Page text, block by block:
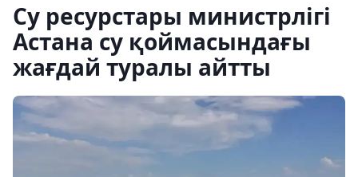
Су ресурстары министрлігі
Астана су қоймасындағы
жағдай туралы айтты